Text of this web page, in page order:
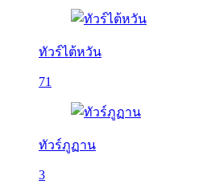
ทัวร์ไต้หวัน
71
ทัวร์ภูฏาน
3